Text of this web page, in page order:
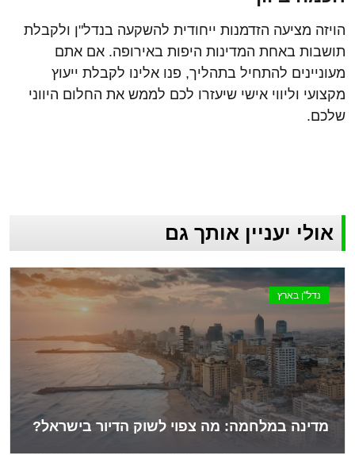
הויזה מציעה הזדמנות ייחודית להשקעה בנדל"ן ולקבלת
תושבות באחת המדינות היפות באירופה. אם אתם
מעוניינים להתחיל בתהליך, פנו אלינו לקבלת ייעוץ
מקצועי וליווי אישי שיעזרו לכם לממש את החלום היווני
שלכם.
אולי יעניין אותך גם
נדל"ן בארץ
מדינה במלחמה: מה צפוי לשוק הדיור בישראל?